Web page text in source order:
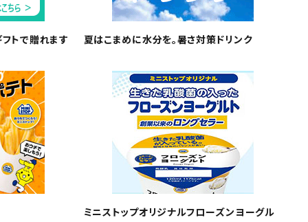
トで贈れます 夏はこまめに水分を。暑さ対策ドリンク
ミニストップオリジナルフローズンヨーグル